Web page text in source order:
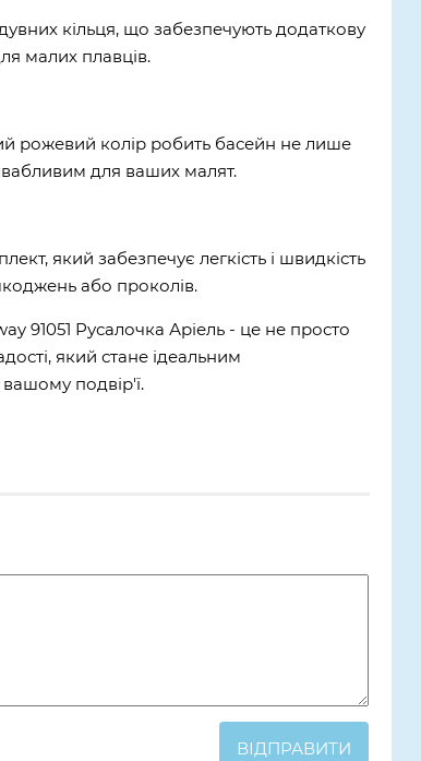
кільця, що забезпечують додаткову
малих плавців.
рожевий колір робить басейн не лише
для ваших малят.
який забезпечує легкість і швидкість
або проколів.
91051 Русалочка Аріель - це не просто
який стане ідеальним
подвір'ї.
ВІДПРАВИТИ